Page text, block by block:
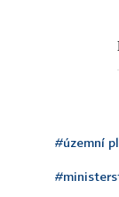
#územní